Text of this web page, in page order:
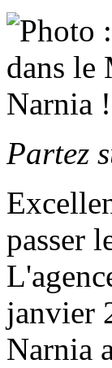
Partez
passer
janvier
Narnia